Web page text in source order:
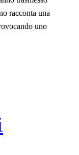
racconta una
uno